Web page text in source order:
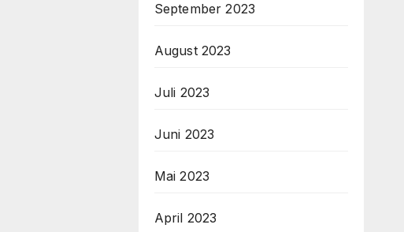
September 2023
August 2023
Juli 2023
Juni 2023
Mai 2023
April 2023